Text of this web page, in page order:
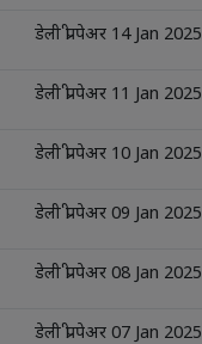
डेली प्री पेअर 14 Jan 2025
डेली प्री पेअर 11 Jan 2025
डेली प्री पेअर 10 Jan 2025
डेली प्री पेअर 09 Jan 2025
डेली प्री पेअर 08 Jan 2025
डेली प्री पेअर 07 Jan 2025